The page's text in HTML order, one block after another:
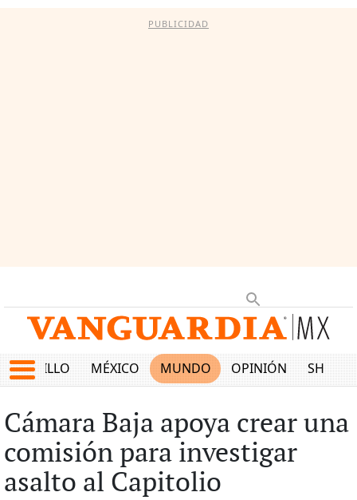
PUBLICIDAD
SALTILLO MÉXICO MUNDO OPINIÓN SHOW
Cámara Baja apoya crear una
comisión para investigar
asalto al Capitolio